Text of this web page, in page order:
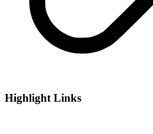
Highlight Links